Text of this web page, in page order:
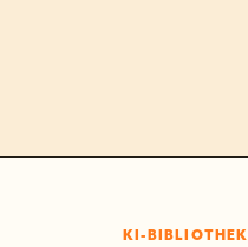
KI-BIBLIOTHEK